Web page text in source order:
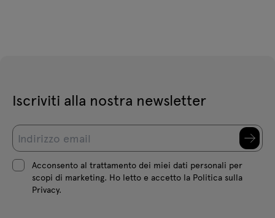
Iscriviti alla nostra newsletter
Acconsento al trattamento dei miei dati personali per
scopi di marketing. Ho letto e accetto la Politica sulla
Privacy.